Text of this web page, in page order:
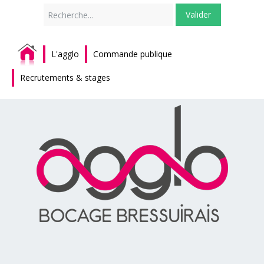
Valider
L'agglo Commande publique
Recrutements & stages